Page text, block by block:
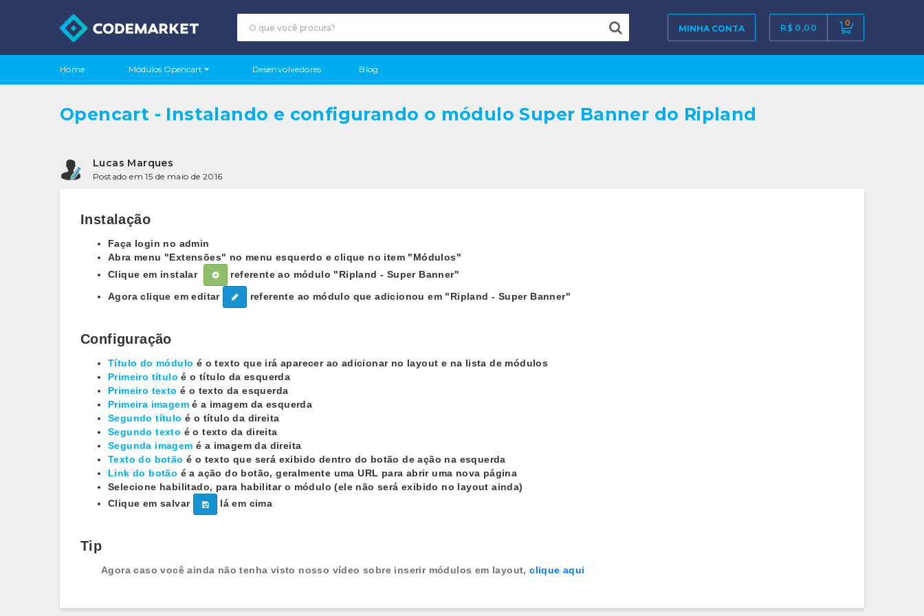
R$ 0,00 0
MINHA CONTA
Home Módulos Opencart Desenvolvedores Blog
Opencart - Instalando e configurando o módulo Super Banner do Ripland
Lucas Marques
Postado em 15 de maio de 2016
Instalação
Faça login no admin
Abra menu "Extensões" no menu esquerdo e clique no item "Módulos"
Clique em instalar
referente ao módulo "Ripland - Super Banner"
Agora clique em editar
referente ao módulo que adicionou em "Ripland - Super Banner"
Configuração
Título do módulo é o texto que irá aparecer ao adicionar no layout e na lista de módulos
Primeiro título é o título da esquerda
Primeiro texto é o texto da esquerda
Primeira imagem é a imagem da esquerda
Segundo título é o título da direita
Segundo texto é o texto da direita
Segunda imagem é a imagem da direita
Texto do botão é o texto que será exibido dentro do botão de ação na esquerda
Link do botão é a ação do botão, geralmente uma URL para abrir uma nova página
Selecione habilitado, para habilitar o módulo (ele não será exibido no layout ainda)
Clique em salvar
lá em cima
Tip
Agora caso você ainda não tenha visto nosso vídeo sobre inserir módulos em layout,clique aqui